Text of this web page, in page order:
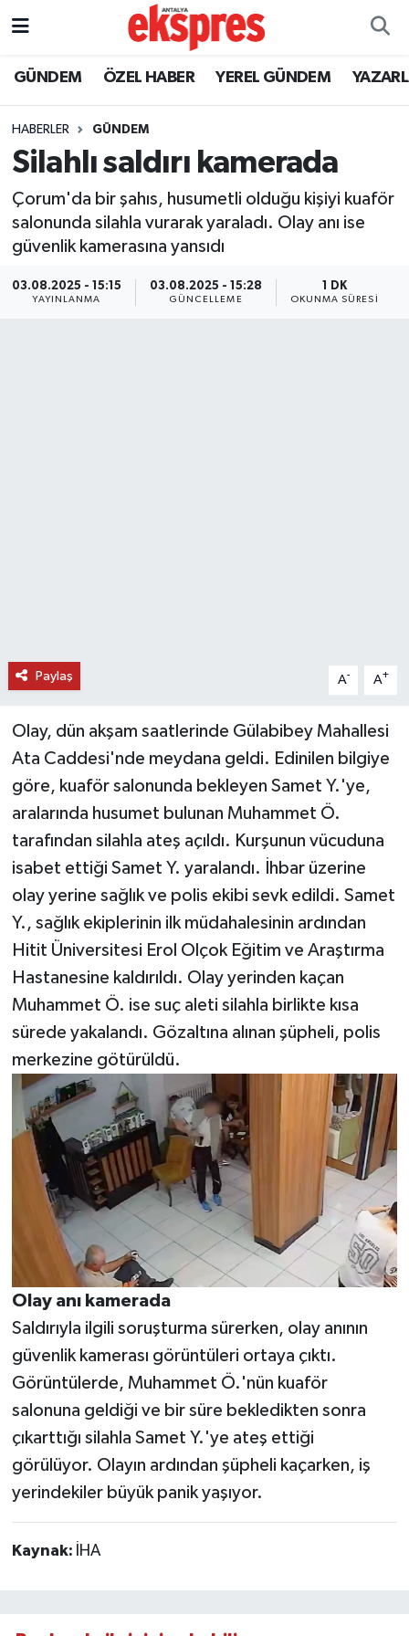
GÜNDEM ÖZEL HABER YEREL GÜNDEM
HABERLER GÜNDEM
Silahlı saldırı kamerada
Çorum'da bir şahıs, husumetli olduğu kişiyi kuaför
salonunda silahla vurarak yaraladı. Olay anı ise
güvenlik kamerasına yansıdı
03.08.2025 - 15:15
YAYINLANMA
03.08.2025 - 15:28
GÜNCELLEME
1 DK
OKUNMA SÜRESI
Paylaş A- A+
Olay, dün akşam saatlerinde Gülabibey Mahallesi
Ata Caddesi'nde meydana geldi. Edinilen bilgiye
göre, kuaför salonunda bekleyen Samet Y.'ye,
aralarında husumet bulunan Muhammet Ö.
tarafından silahla ateş açıldı. Kurşunun vücuduna
isabet ettiği Samet Y. yaralandı. İhbar üzerine
olay yerine sağlık ve polis ekibi sevk edildi. Samet
Y., sağlık ekiplerinin ilk müdahalesinin ardından
Hitit Üniversitesi Erol Olçok Eğitim ve Araştırma
Hastanesine kaldırıldı. Olay yerinden kaçan
Muhammet Ö. ise suç aleti silahla birlikte kısa
sürede yakalandı. Gözaltına alınan şüpheli, polis
merkezine götürüldü.
Olay anı kamerada
Saldırıyla ilgili soruşturma sürerken, olay anının
güvenlik kamerası görüntüleri ortaya çıktı.
Görüntülerde, Muhammet Ö.'nün kuaför
salonuna geldiği ve bir süre bekledikten sonra
çıkarttığı silahla Samet Y.'ye ateş ettiği
görülüyor. Olayın ardından şüpheli kaçarken, iş
yerindekiler büyük panik yaşıyor.
Kaynak: İHA
ÖZEL HABER
YEREL GÜNDEM
EKONOMİ
KÜLTÜR - SANAT
SPOR
YAZARLAR
RESMİ İLAN
MAGAZİN
Nöbetçi Eczaneler
Trafik Durumu
Süper Lig Puan Durumu ve Fikstür
Tüm Manşetler
Son Dakika Haberleri